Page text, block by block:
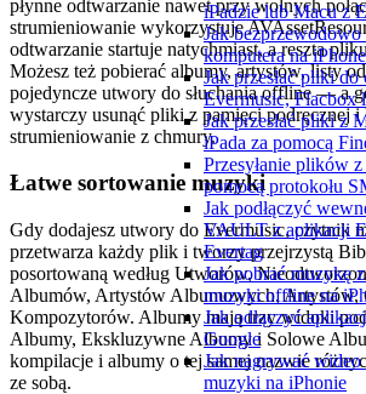
iPadzie lub Macu z
Jak bezprzewodowo
komputera na
Jak przesłać pliki
Evermusic, Flacbox
Jak przesłać pliki z
iPada za pomocą
Przesyłanie plików
pomocą protokołu
Jak podłączyć
VAULT z aplikacji
Evertag
Jak pobrać muzykę
muzyki offline na
Jak odłączyć
Google
Jak nagrywać wideo
muzyki na iPhonie
płynne odtwarzanie nawet przy wolnych
strumieniowanie wykorzystuje
odtwarzanie startuje natychmiast, a reszta
Możesz też pobierać albumy, artystów, listy
pojedyncze utwory do słuchania offline — a
wystarczy usunąć pliki z pamięci podręcznej
strumieniowanie z chmury.
Łatwe sortowanie muzyki
Gdy dodajesz utwory do Evermusic, czytnik
przetwarza każdy plik i tworzy przejrzystą
posortowaną według Utworów,
Albumów, Artystów Albumowych, Artystów,
Kompozytorów. Albumy mają trzy widoki
Albumy, Ekskluzywne Albumy i Solowe
kompilacje i albumy o tej samej nazwie
ze sobą.